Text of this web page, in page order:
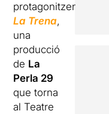
protagonitzen
La Trena,
una
producció
de La
Perla 29
que torna
al Teatre